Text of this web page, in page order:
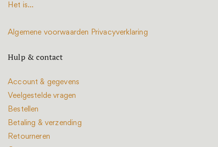
Het is...
Algemene voorwaarden Privacyverklaring
Hulp & contact
Account & gegevens
Veelgestelde vragen
Bestellen
Betaling & verzending
Retourneren